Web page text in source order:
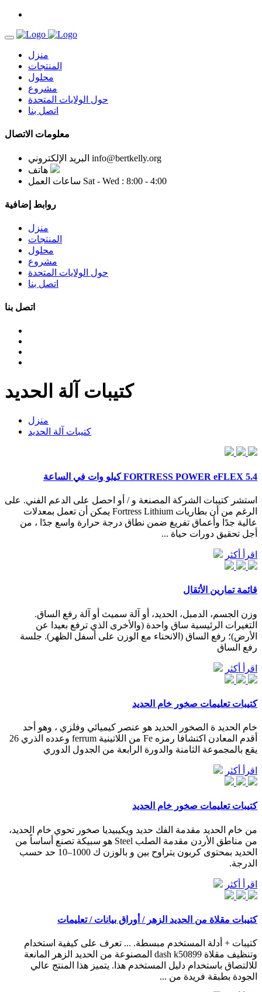
منزل
المنتجات
محلول
مشروع
حول الولايات المتحدة
اتصل بنا
معلومات الاتصال
البريد الإلكتروني info@bertkelly.org
هاتف
ساعات العمل Sat - Wed : 8:00 - 4:00
روابط إضافية
منزل
المنتجات
محلول
مشروع
حول الولايات المتحدة
اتصل بنا
اتصل بنا
كتيبات آلة الحديد
منزل
كتيبات آلة الحديد
FORTRESS POWER eFLEX 5.4 كيلو وات في الساعة
استشر كتيبات الشركة المصنعة و / أو احصل على الدعم الفني. على
الرغم من أن بطاريات Fortress Lithium يمكن أن تعمل بمعدلات
عالية جدًا وأعماق تفريغ ضمن نطاق درجة حرارة واسع جدًا ، من
أجل تحقيق دورات حياة ...
اقرأ أكثر
قائمة تمارين الأثقال
وزن الجسم، الدمبل، الحديد، أو آلة سميث أو آلة رفع الساق.
التغيرات الرئيسية ساق واحدة (والأخرى الذي ترفع بعيدا عن
الأرض)؛ رفع الساق (الانحناء مع الوزن على أسفل الظهر). جلسة
رفع الساق
اقرأ أكثر
كتيبات تعليمات صخور خام الحديد
خام الحديد ة الصخور الحديد هو عنصر كيميائي وفلزي ، وهو أحد
أقدم المعادن اكتشافا رمزه Fe من اللاتينية ferrum وعدده الذري 26
يقع بالمجموعة الثامنة والدورة الرابعة من الجدول الدوري
اقرأ أكثر
كتيبات تعليمات صخور خام الحديد
من خام الحديد مقدمة الفك حديد ويكيبيديا صخور تحوي خام الحديد،
من مناطق الأردن مقدمة الصلب Steel هو سبيكة تصنع أساساً من
الحديد بمحتوى كربون يتراوح بين و بالوزن ك 1000–10 حد حسب
الدرجة.
اقرأ أكثر
كتيبات مقلاة من الحديد الزهر / أوراق بيانات / تعليمات
كتيبات + أدلة المستخدم مبسطة. ... تعرف على كيفية استخدام
وتنظيف مقلاة dash k50899 المصنوعة من الحديد الزهر المانعة
للالتصاق باستخدام دليل المستخدم هذا. يتميز هذا المنتج عالي
الجودة بطبقة فريدة من ...